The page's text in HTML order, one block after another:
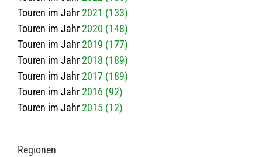
Touren im Jahr2021 (133)
Touren im Jahr2020 (148)
Touren im Jahr2019 (177)
Touren im Jahr2018 (189)
Touren im Jahr2017 (189)
Touren im Jahr2016 (92)
Touren im Jahr2015 (12)
Regio­nen